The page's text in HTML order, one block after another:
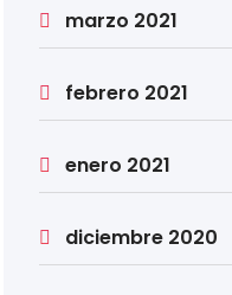
marzo 2021
febrero 2021
enero 2021
diciembre 2020